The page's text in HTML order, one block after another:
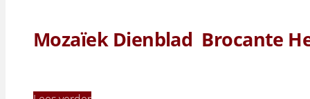
Mozaïek Dienblad Brocante